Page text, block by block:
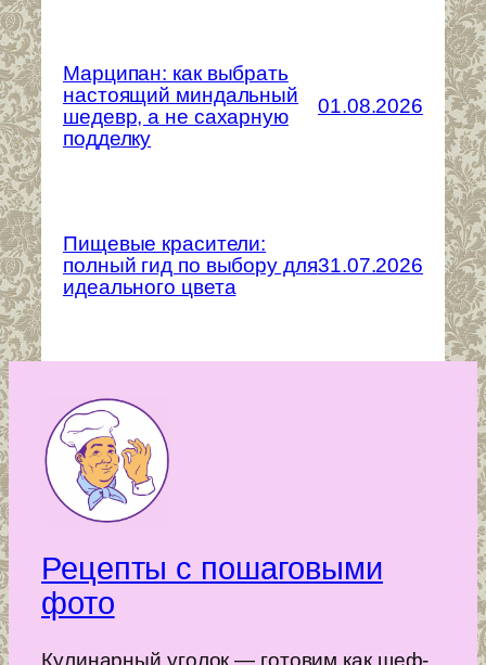
Марципан: как выбрать
настоящий миндальный
шедевр, а не сахарную
подделку
01.08.2026
Пищевые красители:
полный гид по выбору для
идеального цвета
31.07.2026
Рецепты с пошаговыми
фото
Кулинарный уголок — готовим как шеф-